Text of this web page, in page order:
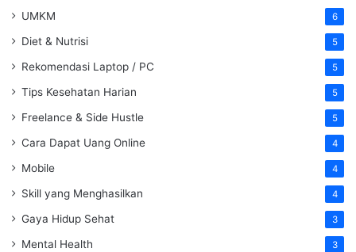
UMKM 6
Diet & Nutrisi 5
Rekomendasi Laptop / PC 5
Tips Kesehatan Harian 5
Freelance & Side Hustle 5
Cara Dapat Uang Online 4
Mobile 4
Skill yang Menghasilkan 4
Gaya Hidup Sehat 3
Mental Health 3